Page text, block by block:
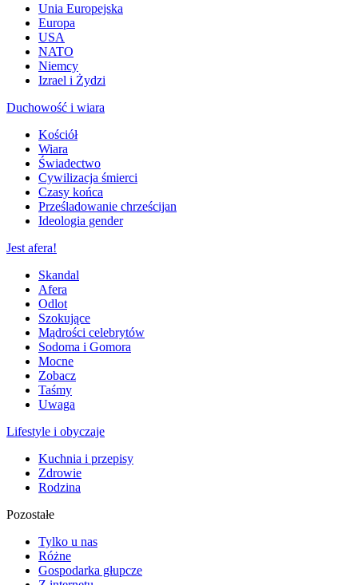
Unia Europejska
Europa
USA
NATO
Niemcy
Izrael i Żydzi
Duchowość i wiara
Kościół
Wiara
Świadectwo
Cywilizacja śmierci
Czasy końca
Prześladowanie chrześcijan
Ideologia gender
Jest afera!
Skandal
Afera
Odlot
Szokujące
Mądrości celebrytów
Sodoma i Gomora
Mocne
Zobacz
Taśmy
Uwaga
Lifestyle i obyczaje
Kuchnia i przepisy
Zdrowie
Rodzina
Pozostałe
Tylko u nas
Różne
Gospodarka głupcze